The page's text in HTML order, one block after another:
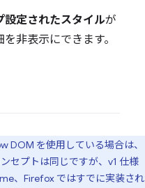
設定されたスタイルが
非表示にできます。
DOM を使用している場合は、
セプトは同じですが、v1 仕様
、Firefox ではすでに実装され